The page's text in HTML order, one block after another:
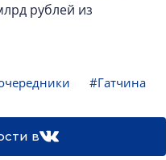
рублей из
#Гатчина
в